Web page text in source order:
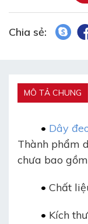
Chia sẻ:
MÔ TẢ CHUNG
• Dây
Thành phẩm
chưa bao
• Chất
• Kích